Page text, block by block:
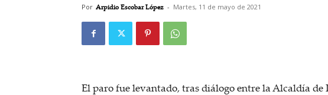
Por Arpidio Escobar López - Martes, 11 de mayo de 2021
El paro fue levantado, tras diálogo entre la Alcaldía de